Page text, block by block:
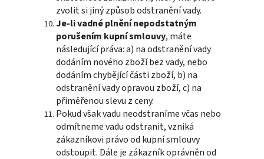
zvolit si jiný způsob odstranění vady.
Je-li vadné plnění nepodstatným
porušením kupní smlouvy, máte
následující práva: a) na odstranění vady
dodáním nového zboží bez vady, nebo
dodáním chybějící části zboží, b) na
odstranění vady opravou zboží, c) na
přiměřenou slevu z ceny.
Pokud však vadu neodstraníme včas nebo
odmítneme vadu odstranit, vzniká
zákazníkovi právo od kupní smlouvy
odstoupit. Dále je zákazník oprávněn od